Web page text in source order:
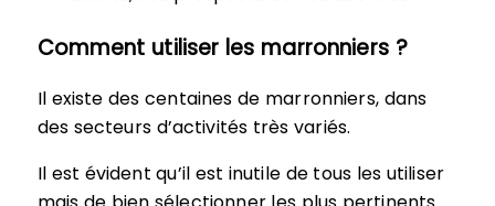
Comment utiliser les marronniers ?
Il existe des centaines de marronniers, dans
des secteurs d’activités très variés.
Il est évident qu’il est inutile de tous les utiliser